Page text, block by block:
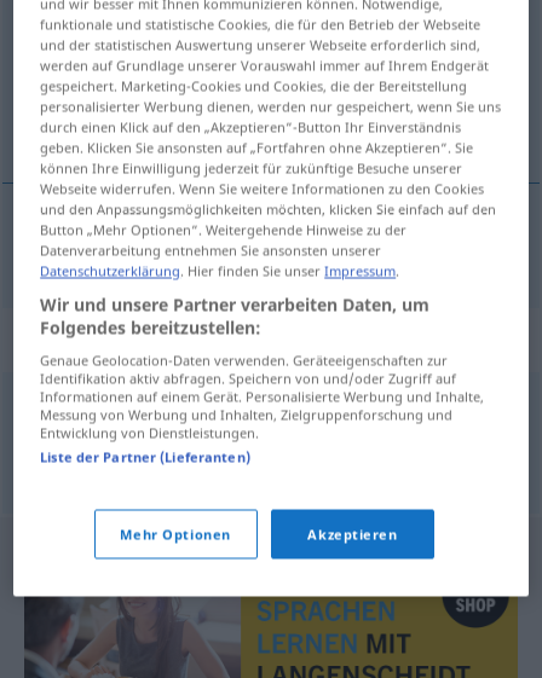
Übersicht aller Übersetzungen
(Für mehr Details die Übersetzung anklicken/antippen)
справедлив
справедлив gerecht
Synonyme für "gerecht"
recht,fair,billig
funktionale und statistische Cookies, die für den Betrieb der Webseite
und der statistischen Auswertung unserer Webseite erforderlich sind,
werden auf Grundlage unserer Vorauswahl immer auf Ihrem Endgerät
gespeichert. Marketing-Cookies und Cookies, die der Bereitstellung
personalisierter Werbung dienen, werden nur gespeichert, wenn Sie uns
durch einen Klick auf den „Akzeptieren“-Button Ihr Einverständnis
geben. Klicken Sie ansonsten auf „Fortfahren ohne Akzeptieren“. Sie
können Ihre Einwilligung jederzeit für zukünftige Besuche unserer
Webseite widerrufen. Wenn Sie weitere Informationen zu den Cookies
und den Anpassungsmöglichkeiten möchten, klicken Sie einfach auf den
Button „Mehr Optionen“. Weitergehende Hinweise zu der
Datenverarbeitung entnehmen Sie ansonsten unserer
Datenschutzerklärung . Hier finden Sie unserImpressum
Wir und unsere Partner verarbeiten Daten, um
Folgendes bereitzustellen:
Genaue Geolocation-Daten verwenden. Geräteeigenschaften zur
Identifikation aktiv abfragen. Speichern von und/oder Zugriff auf
Informationen auf einem Gerät. Personalisierte Werbung und Inhalte,
Messung von Werbung und Inhalten, Zielgruppenforschung und
Entwicklung von Dienstleistungen.
Liste der Partner (Lieferanten)
Mehr Optionen Akzeptieren